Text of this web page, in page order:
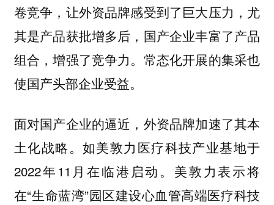
卷竞争，让外资品牌感受到了巨大压力，尤
其是产品获批增多后，国产企业丰富了产品
组合，增强了竞争力。常态化开展的集采也
使国产头部企业受益。
面对国产企业的逼近，外资品牌加速了其本
土化战略。如美敦力医疗科技产业基地于
2022年11月在临港启动。美敦力表示将
在“生命蓝湾”园区建设心血管高端医疗科技